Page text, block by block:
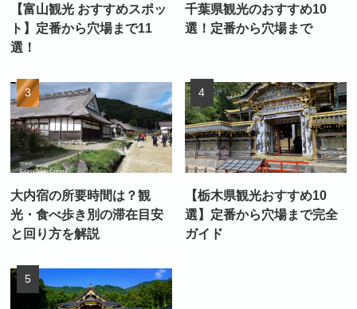
【富山観光 おすすめスポッ
ト】定番から穴場まで11
選！
千葉県観光のおすすめ10
選！定番から穴場まで
大内宿の所要時間は？観
光・食べ歩き別の滞在目安
と回り方を解説
【栃木県観光おすすめ10
選】定番から穴場まで完全
ガイド